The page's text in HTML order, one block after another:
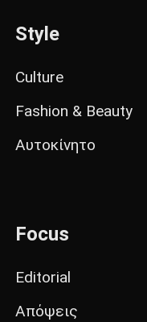
Style
Culture
Fashion & Beauty
Αυτοκίνητο
Focus
Editorial
Απόψεις